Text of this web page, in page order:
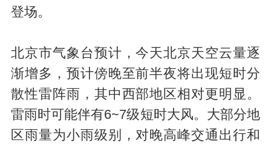
登场。
北京市气象台预计，今天北京天空云量逐
渐增多，预计傍晚至前半夜将出现短时分
散性雷阵雨，其中西部地区相对更明显。
雷雨时可能伴有6~7级短时大风。大部分地
区雨量为小雨级别，对晚高峰交通出行和